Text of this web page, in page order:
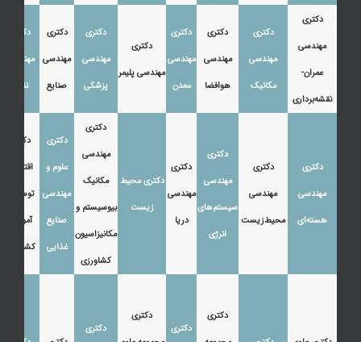
دکتری
مهندسی
عمران-
نقشه‌برداری
دکتری
مهندسی
مکانیک
دکتری
مهندسی
هوافضا
دکتری
مهندسی
معدن
دکتری
مهندسی پلیمر
دکتری
مهندسی
پزشکی
دکتری
مهندسی
صنایع
دکتری
مهندسی
نفت
دکتری
مهندسی
هسته‌ای
دکتری
مهندسی
محیط‌زیست
دکتری
مهندسی
سیستم‌های
انرژی
دکتری
مهندسی
دریا
دکتری محیط
زیست
دکتری
مهندسی
مکانیک
بیوسیستم و
مکانیزاسیون
کشاورزی
دکتری
علوم و
مهندسی
صنایع
غذایی
دکتری
اقتصاد،
توسعه و
آموزش
کشاورزی
دکتری
دکتری
دکتری
دکتری